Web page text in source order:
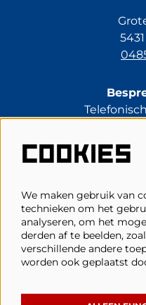
Privacy,
COOKIES
We maken gebruik van
technieken om het
analyseren, om het
derden af te beelden,
verschillende andere
worden ook geplaatst